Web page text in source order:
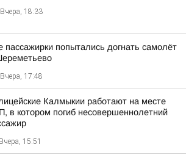
Вчера, 18:33
пассажирки попытались догнать самолёт
Вчера, 17:48
Калмыкии работают на месте
в котором погиб несовершеннолетний
Вчера, 15:51